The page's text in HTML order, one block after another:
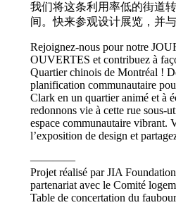
我们将这条利用率低的街道
间。快来参观设计展览，并
Rejoignez-nous pour notre
OUVERTES et contribuez à
Quartier chinois de Montréal !
planification communautaire
Clark en un quartier animé et à
redonnons vie à cette rue sous-
espace communautaire vibrant.
l’exposition de design et
————
Projet réalisé par JIA
partenariat avec le Comité
Table de concertation du